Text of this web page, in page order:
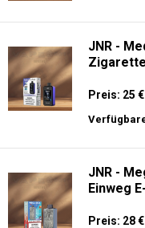
JNR -
Preis: 25 €
JNR -
Einweg
Preis: 28 €